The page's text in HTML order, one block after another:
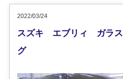
2022/03/24
スズキ エブリィ ガラス
グ